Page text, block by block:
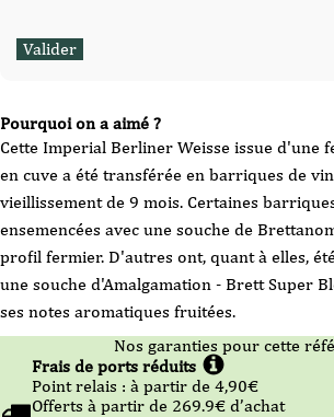
Pourquoi on a aimé ?
Cette Imperial Berliner Weisse issue d'une
en cuve a été transférée en barriques de
vieillissement de 9 mois. Certaines
ensemencées avec une souche de
profil fermier. D'autres ont, quant à elles,
une souche d'Amalgamation - Brett Super
ses notes aromatiques fruitées.
Nos garanties pour cette
Frais de ports réduits
Point relais : à partir de 4,90€
Offerts à partir de 269.9€ d’achat